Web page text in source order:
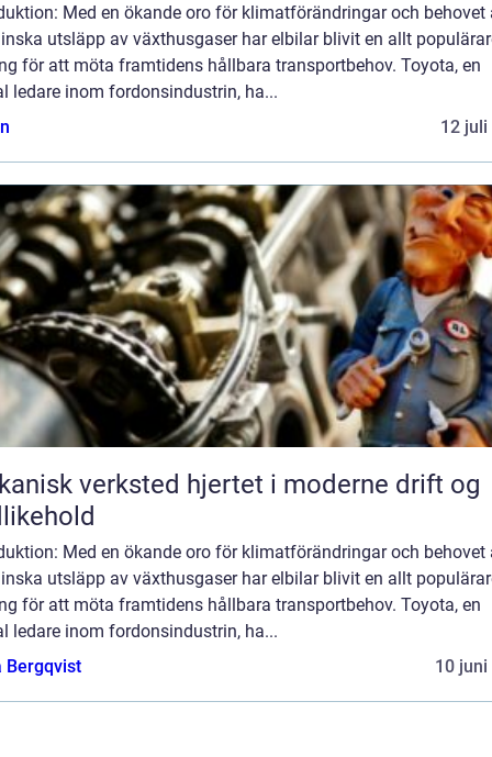
Med en ökande oro för klimatförändringar och behovet
utsläpp av växthusgaser har elbilar blivit en allt
för att möta framtidens hållbara transportbehov. Toyota, en
ledare inom fordonsindustrin, ha...
12 juli
verksted hjertet i moderne drift og
Med en ökande oro för klimatförändringar och behovet
utsläpp av växthusgaser har elbilar blivit en allt
för att möta framtidens hållbara transportbehov. Toyota, en
ledare inom fordonsindustrin, ha...
Bergqvist
10 juni